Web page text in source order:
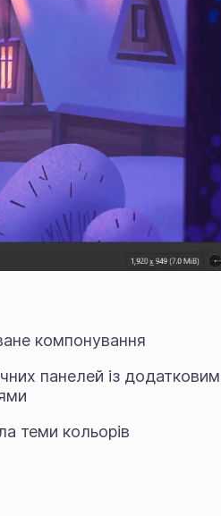
компонування
панелей із
теми кольорів